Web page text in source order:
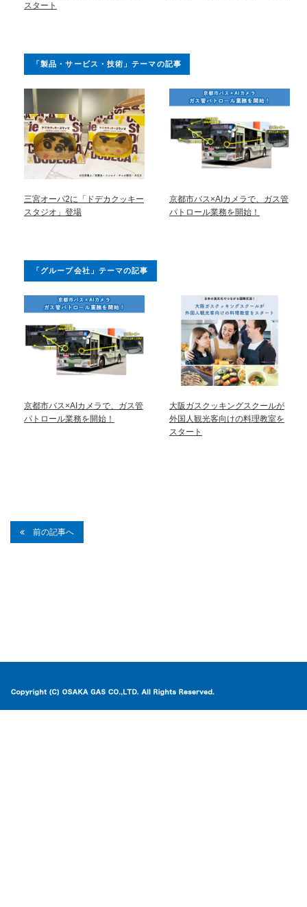
スタート
「製品・サービス・技術」テーマの記事
三宮オーパ2に「ドデカクッキー
スタジオ」登場
京都市バス×AIカメラで、ガス管
パトロール業務を開始！
「グループ会社」テーマの記事
京都市バス×AIカメラで、ガス管
パトロール業務を開始！
大阪ガスクッキングスクールが
外国人観光客向けの料理教室を
スタート
前の記事へ